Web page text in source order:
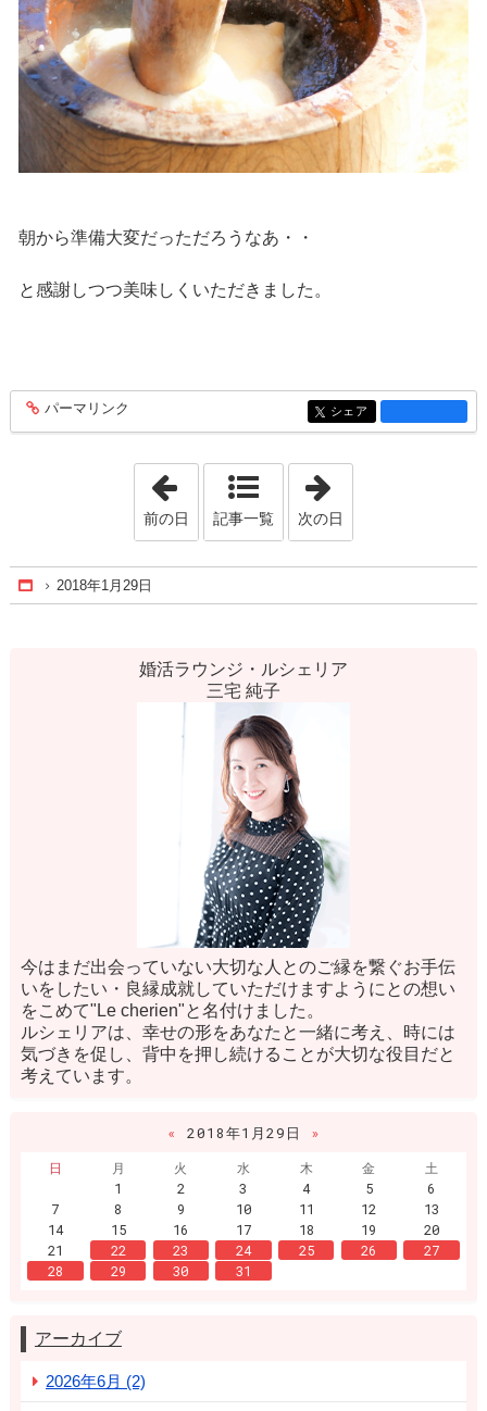
朝から準備大変だっただろうなあ・・
と感謝しつつ美味しくいただきました。
entry1296
パーマリンク entry1296
シェア
「2018年1月28日」
前の日 記事一覧 次の日
Home
2018年1月29日
婚活ラウンジ・ルシェリア
三宅 純子
今はまだ出会っていない大切な人とのご縁を繋ぐお手伝
いをしたい・良縁成就していただけますようにとの想い
をこめて"Le cherien"と名付けました。
ルシェリアは、幸せの形をあなたと一緒に考え、時には
気づきを促し、背中を押し続けることが大切な役目だと
考えています。
« 2018年1月29日
»
日
月 火 水 木 金
土
1
2 3 4 5
6
7
8 9 10 11 12
13
14
15 16 17 18 19
20
21
22 23 24 25 26
27
28
29 30 31
アーカイブ
2026年6月 (2)